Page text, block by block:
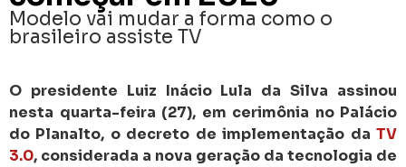
Modelo vai mudar a forma como o
brasileiro assiste TV
O presidente Luiz Inácio Lula da Silva assinou
nesta quarta-feira (27), em cerimônia no Palácio
do Planalto, o decreto de implementação da TV
3.0, considerada a nova geração da tecnologia de